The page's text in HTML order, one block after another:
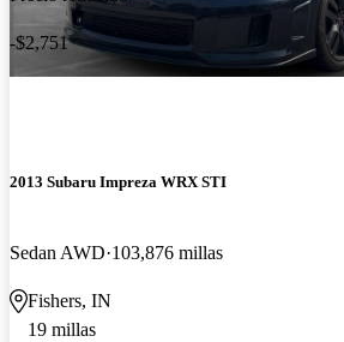
-$2,751
2013 Subaru Impreza WRX STI
Sedan AWD 103,876 millas
Fishers, IN
19 millas